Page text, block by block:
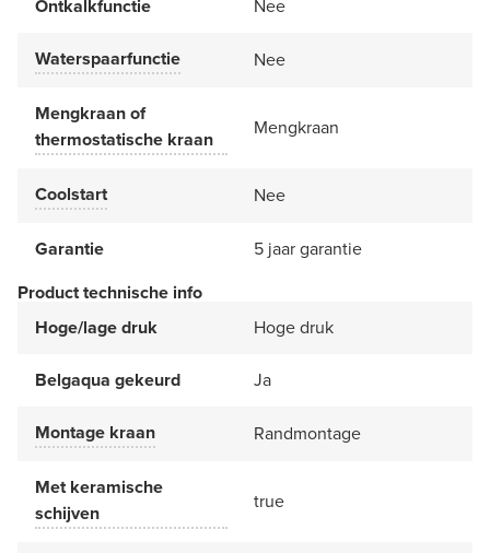
Ontkalkfunctie Nee
Waterspaarfunctie Nee
Mengkraan of
thermostatische kraan
Mengkraan
Coolstart Nee
Garantie
5 jaar garantie
Product technische info
Hoge/lage druk
Hoge druk
Belgaqua gekeurd Ja
Montage kraan Randmontage
Met keramische
schijven
true